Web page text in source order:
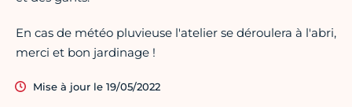
En cas de météo pluvieuse l'atelier se déroulera à l'abri,
merci et bon jardinage !
Mise à jour le 19/05/2022